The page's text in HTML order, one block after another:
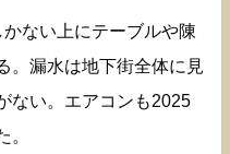
ない上にテーブルや陳
。漏水は地下街全体に見
ない。エアコンも2025
。